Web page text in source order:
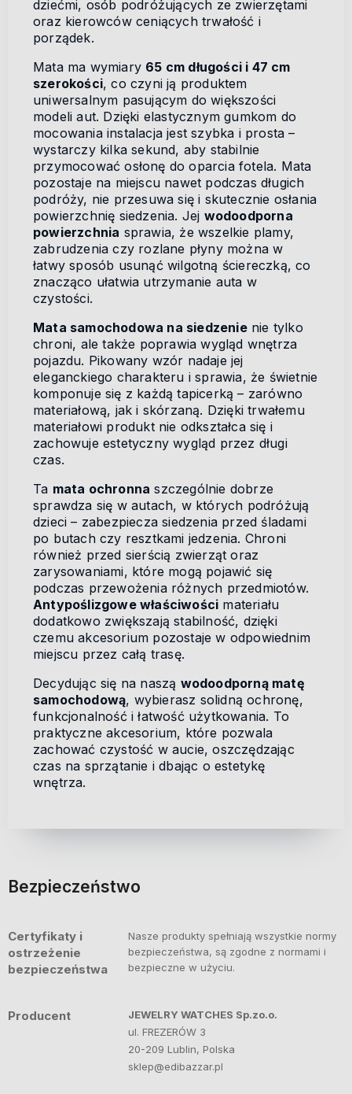
dziećmi, osób podróżujących ze zwierzętami
oraz kierowców ceniących trwałość i
porządek.
Mata ma wymiary 65 cm długości i 47 cm
szerokości, co czyni ją produktem
uniwersalnym pasującym do większości
modeli aut. Dzięki elastycznym gumkom do
mocowania instalacja jest szybka i prosta –
wystarczy kilka sekund, aby stabilnie
przymocować osłonę do oparcia fotela. Mata
pozostaje na miejscu nawet podczas długich
podróży, nie przesuwa się i skutecznie osłania
powierzchnię siedzenia. Jej wodoodporna
powierzchnia sprawia, że wszelkie plamy,
zabrudzenia czy rozlane płyny można w
łatwy sposób usunąć wilgotną ściereczką, co
znacząco ułatwia utrzymanie auta w
czystości.
Mata samochodowa na siedzenienie tylko
chroni, ale także poprawia wygląd wnętrza
pojazdu. Pikowany wzór nadaje jej
eleganckiego charakteru i sprawia, że świetnie
komponuje się z każdą tapicerką – zarówno
materiałową, jak i skórzaną. Dzięki trwałemu
materiałowi produkt nie odkształca się i
zachowuje estetyczny wygląd przez długi
czas.
Ta mata ochronna szczególnie dobrze
sprawdza się w autach, w których podróżują
dzieci – zabezpiecza siedzenia przed śladami
po butach czy resztkami jedzenia. Chroni
również przed sierścią zwierząt oraz
zarysowaniami, które mogą pojawić się
podczas przewożenia różnych przedmiotów.
Antypoślizgowe właściwości materiału
dodatkowo zwiększają stabilność, dzięki
czemu akcesorium pozostaje w odpowiednim
miejscu przez całą trasę.
Decydując się na naszą wodoodporną matę
samochodową, wybierasz solidną ochronę,
funkcjonalność i łatwość użytkowania. To
praktyczne akcesorium, które pozwala
zachować czystość w aucie, oszczędzając
czas na sprzątanie i dbając o estetykę
wnętrza.
Bezpieczeństwo
Certyfikaty i
ostrzeżenie
bezpieczeństwa
Nasze produkty spełniają wszystkie normy
bezpieczeństwa, są zgodne z normami i
bezpieczne w użyciu.
Producent
JEWELRY WATCHES Sp.zo.o.
ul. FREZERÓW 3
20-209 Lublin, Polska
sklep@edibazzar.pl